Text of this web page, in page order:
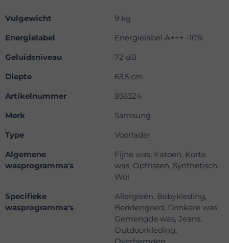
Vulgewicht
9 kg
Energielabel
Energielabel A+++ -10%
Geluidsniveau
72 dB
Diepte
63,5 cm
Artikelnummer
936324
Merk
Samsung
Type
Voorlader
Algemene
wasprogramma's
Fijne was, Katoen, Korte
was, Opfrissen, Synthetisch,
Wol
Specifieke
wasprogramma's
Allergieën, Babykleding,
Beddengoed, Donkere was,
Gemengde was, Jeans,
Outdoorkleding,